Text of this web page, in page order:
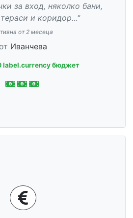
за вход, няколко бани,
и коридор..."
от 2 месеца
от Иванчева
label.currency бюджет